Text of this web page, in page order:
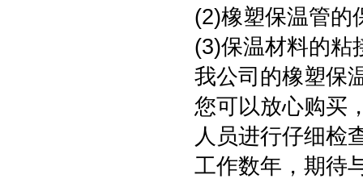
(2)橡塑保温管的
(3)保温材料的粘
我公司的橡塑保
您可以放心购买
人员进行仔细检
工作数年，期待